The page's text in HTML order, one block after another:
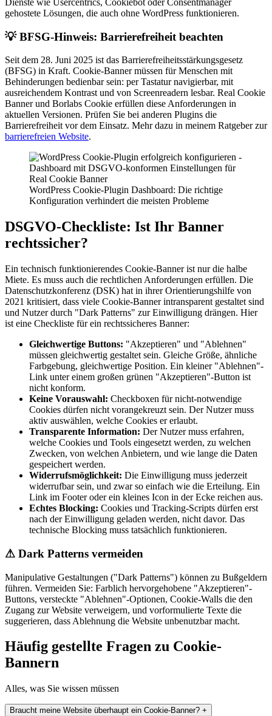
gehostete Lösungen, die auch ohne WordPress funktionieren.
💡BFSG-Hinweis: Barrierefreiheit beachten
Seit dem 28. Juni 2025 ist das Barrierefreiheitsstärkungsgesetz
(BFSG) in Kraft. Cookie-Banner müssen für Menschen mit
Behinderungen bedienbar sein: per Tastatur navigierbar, mit
ausreichendem Kontrast und von Screenreadern lesbar. Real Cookie
Banner und Borlabs Cookie erfüllen diese Anforderungen in
aktuellen Versionen. Prüfen Sie bei anderen Plugins die
Barrierefreiheit vor dem Einsatz. Mehr dazu in meinem Ratgeber zur
barrierefreien Website.
WordPress Cookie-Plugin Dashboard: Die richtige
Konfiguration verhindert die meisten Probleme
DSGVO-Checkliste: Ist Ihr Banner
rechtssicher?
Ein technisch funktionierendes Cookie-Banner ist nur die halbe
Miete. Es muss auch die rechtlichen Anforderungen erfüllen. Die
Datenschutzkonferenz (DSK) hat in ihrer Orientierungshilfe von
2021 kritisiert, dass viele Cookie-Banner intransparent gestaltet sind
und Nutzer durch "Dark Patterns" zur Einwilligung drängen. Hier
ist eine Checkliste für ein rechtssicheres Banner:
Gleichwertige Buttons: "Akzeptieren" und "Ablehnen"
müssen gleichwertig gestaltet sein. Gleiche Größe, ähnliche
Farbgebung, gleichwertige Position. Ein kleiner "Ablehnen"-
Link unter einem großen grünen "Akzeptieren"-Button ist
nicht konform.
Keine Vorauswahl: Checkboxen für nicht-notwendige
Cookies dürfen nicht vorangekreuzt sein. Der Nutzer muss
aktiv auswählen, welche Cookies er erlaubt.
Transparente Information: Der Nutzer muss erfahren,
welche Cookies und Tools eingesetzt werden, zu welchen
Zwecken, von welchen Anbietern, und wie lange die Daten
gespeichert werden.
Widerrufsmöglichkeit: Die Einwilligung muss jederzeit
widerrufbar sein, und zwar so einfach wie die Erteilung. Ein
Link im Footer oder ein kleines Icon in der Ecke reichen aus.
Echtes Blocking: Cookies und Tracking-Scripts dürfen erst
nach der Einwilligung geladen werden, nicht davor. Das
technische Blocking muss tatsächlich funktionieren.
⚠ Dark Patterns vermeiden
Manipulative Gestaltungen ("Dark Patterns") können zu Bußgeldern
führen. Vermeiden Sie: Farblich hervorgehobene "Akzeptieren"-
Buttons, versteckte "Ablehnen"-Optionen, Cookie-Walls die den
Zugang zur Website verweigern, und vorformulierte Texte die
suggerieren, dass Ablehnung die Website unbenutzbar macht.
Häufig gestellte Fragen zu Cookie-
Bannern
Alles, was Sie wissen müssen
Braucht meine Website überhaupt ein Cookie-Banner? +